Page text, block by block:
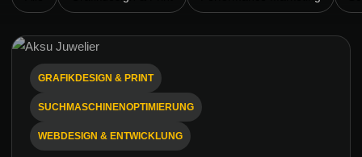
GRAFIKDESIGN & PRINT
SUCHMASCHINENOPTIMIERUNG
WEBDESIGN & ENTWICKLUNG